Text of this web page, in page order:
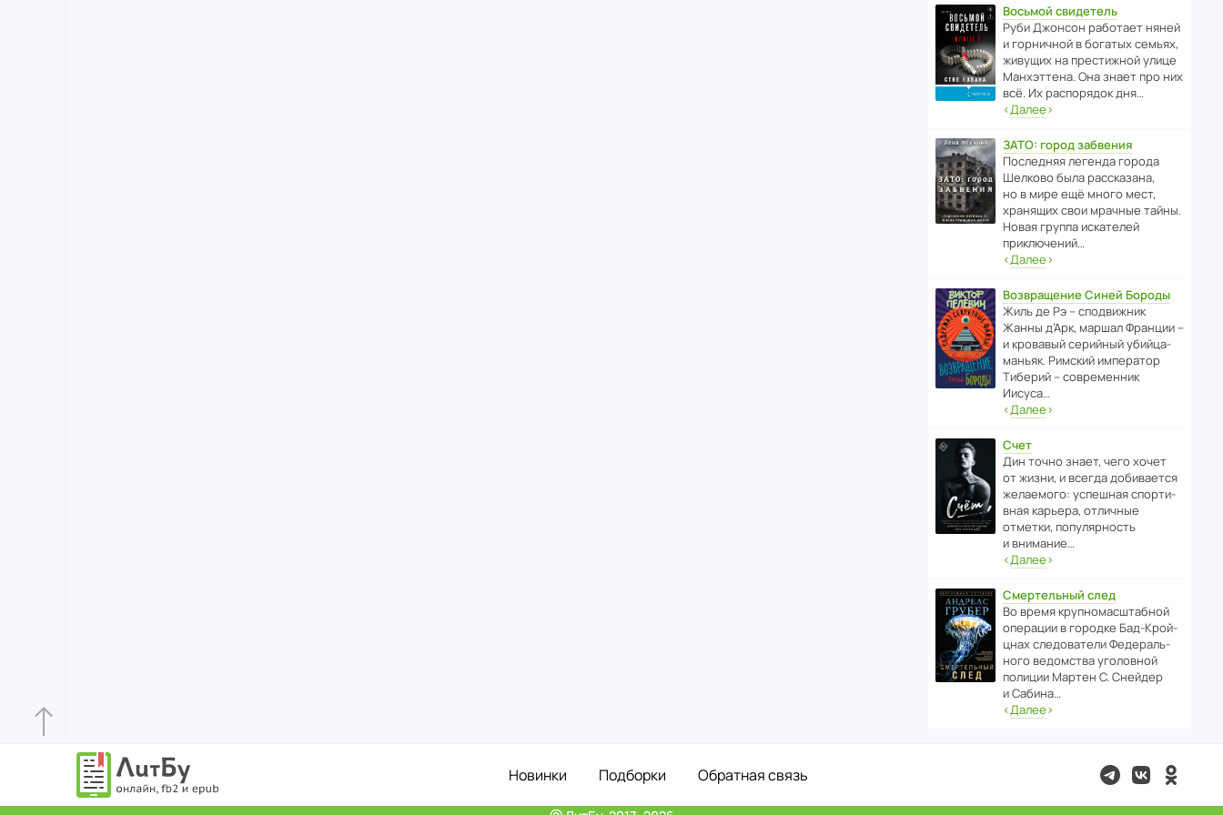
Восьмой свидетель
Руби Джонсон рабо­тает няней
и горни­чной в богатых семьях,
живущих на прес­ти­жной улице
Манх­эт­тена. Она знает про них
всё. Их распо­рядок дня…
‹Далее›
ЗАТО: город забвения
После­дняя легенда города
Шелково была расска­зана,
но в мире ещё много мест,
хранящих свои мрачные тайны.
Новая группа иска­телей
приключений…
‹Далее›
Возвращение Синей Бороды
Жиль де Рэ – спод­ви­жник
Жанны д’Арк, маршал Франции –
и кровавый серийный убийца-
маньяк. Римский импе­ратор
Тиберий – совре­менник
Иисуса…
‹Далее›
Счет
Дин точно знает, чего хочет
от жизни, и всегда доби­ва­ется
жела­е­мого: успе­шная спор­ти­
вная карьера, отли­чные
отметки, попу­ля­р­ность
и внимание…
‹Далее›
Смертельный след
Во время круп­но­мас­ш­та­бной
операции в городке Бад‑Крой­
цнах следо­ва­тели Феде­раль­
ного ведомства уголо­вной
полиции Мартен С. Снейдер
и Сабина…
‹Далее›
Новинки Подборки Обратная связь